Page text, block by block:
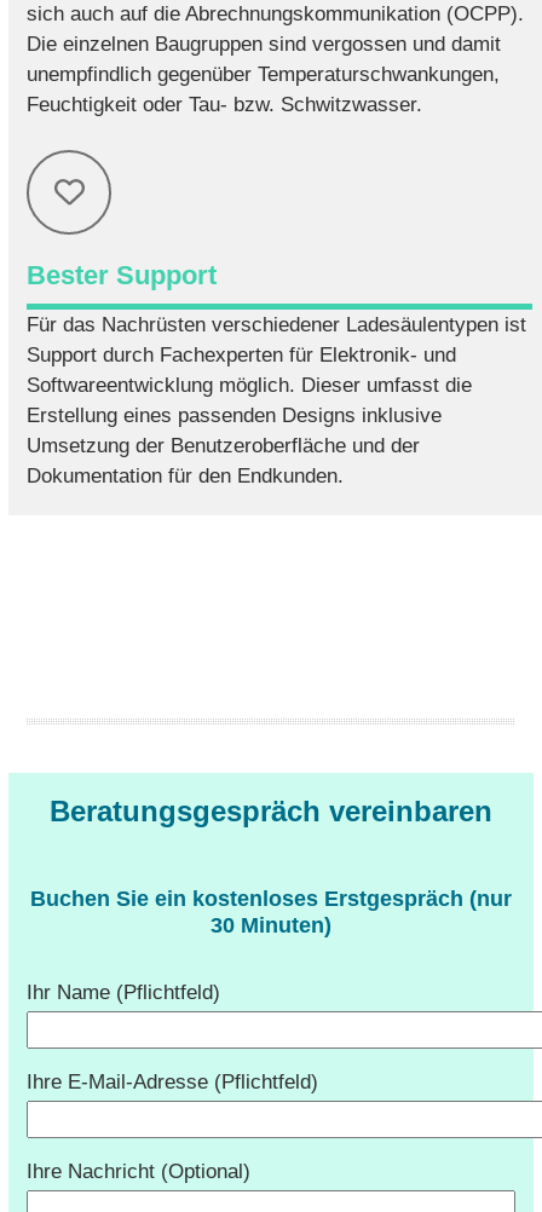
sich auch auf die Abrechnungskommunikation (OCPP).
Die einzelnen Baugruppen sind vergossen und damit
unempfindlich gegenüber Temperaturschwankungen,
Feuchtigkeit oder Tau- bzw. Schwitzwasser.
Bester Support
Für das Nachrüsten verschiedener Ladesäulentypen ist
Support durch Fachexperten für Elektronik- und
Softwareentwicklung möglich. Dieser umfasst die
Erstellung eines passenden Designs inklusive
Umsetzung der Benutzeroberfläche und der
Dokumentation für den Endkunden.
Beratungsgespräch vereinbaren
Buchen Sie ein kostenloses Erstgespräch (nur
30 Minuten)
Ihr Name (Pflichtfeld)
Ihre E-Mail-Adresse (Pflichtfeld)
Ihre Nachricht (Optional)